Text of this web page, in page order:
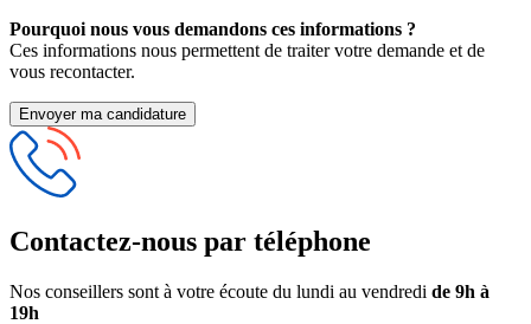
Pourquoi nous vous demandons ces informations ?
Ces informations nous permettent de traiter votre demande et de
vous recontacter.
Envoyer ma candidature
Contactez-nous par téléphone
Nos conseillers sont à votre écoute du lundi au vendredi de 9h à
19h